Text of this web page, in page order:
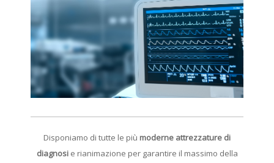
Disponiamo di tutte le più moderne attrezzature di
diagnosie rianimazione per garantire il massimo della